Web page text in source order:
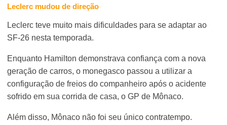
Leclerc mudou de direção
Leclerc teve muito mais dificuldades para se adaptar ao
SF-26 nesta temporada.
Enquanto Hamilton demonstrava confiança com a nova
geração de carros, o monegasco passou a utilizar a
configuração de freios do companheiro após o acidente
sofrido em sua corrida de casa, o GP de Mônaco.
Além disso, Mônaco não foi seu único contratempo.